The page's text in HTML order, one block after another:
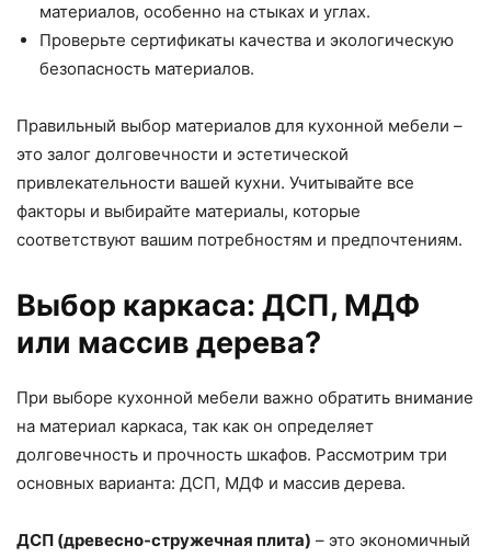
материалов, особенно на стыках и углах.
Проверьте сертификаты качества и экологическую
безопасность материалов.
Правильный выбор материалов для кухонной мебели –
это залог долговечности и эстетической
привлекательности вашей кухни. Учитывайте все
факторы и выбирайте материалы, которые
соответствуют вашим потребностям и предпочтениям.
Выбор каркаса: ДСП, МДФ
или массив дерева?
При выборе кухонной мебели важно обратить внимание
на материал каркаса, так как он определяет
долговечность и прочность шкафов. Рассмотрим три
основных варианта: ДСП, МДФ и массив дерева.
ДСП (древесно-стружечная плита) – это экономичный